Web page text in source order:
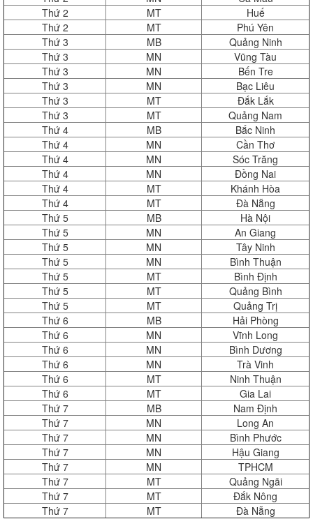
Thứ 2
MT
Huế
Thứ 2
MT
Phú Yên
Thứ 3
MB
Quảng Ninh
Thứ 3
MN
Vũng Tàu
Thứ 3
MN
Bến Tre
Thứ 3
MN
Bạc Liêu
Thứ 3
MT
Đắk Lắk
Thứ 3
MT
Quảng Nam
Thứ 4
MB
Bắc Ninh
Thứ 4
MN
Cần Thơ
Thứ 4
MN
Sóc Trăng
Thứ 4
MN
Đồng Nai
Thứ 4
MT
Khánh Hòa
Thứ 4
MT
Đà Nẵng
Thứ 5
MB
Hà Nội
Thứ 5
MN
An Giang
Thứ 5
MN
Tây Ninh
Thứ 5
MN
Bình Thuận
Thứ 5
MT
Bình Định
Thứ 5
MT
Quảng Bình
Thứ 5
MT
Quảng Trị
Thứ 6
MB
Hải Phòng
Thứ 6
MN
Vĩnh Long
Thứ 6
MN
Bình Dương
Thứ 6
MN
Trà Vinh
Thứ 6
MT
Ninh Thuận
Thứ 6
MT
Gia Lai
Thứ 7
MB
Nam Định
Thứ 7
MN
Long An
Thứ 7
MN
Bình Phước
Thứ 7
MN
Hậu Giang
Thứ 7
MN
TPHCM
Thứ 7
MT
Quảng Ngãi
Thứ 7
MT
Đắk Nông
Thứ 7
MT Đà Nẵng